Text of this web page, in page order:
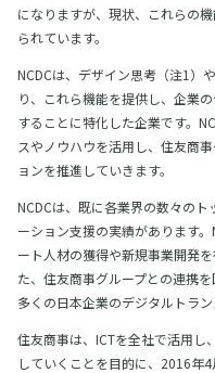
になりますが、現状、これらの
られています。
NCDCは、デザイン思考（注1）
り、これら機能を提供し、企業
することに特化した企業です。
スやノウハウを活用し、住友商
ョンを推進していきます。
NCDCは、既に各業界の数々の
ーション支援の実績があります
ート人材の獲得や新規事業開発
た、住友商事グループとの連携
多くの日本企業のデジタルトラ
住友商事は、ICTを全社で活用し
していくことを目的に、2016年